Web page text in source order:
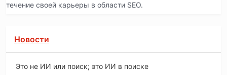
течение своей карьеры в области SEO.
Новости
Это не ИИ или поиск; это ИИ в поиске